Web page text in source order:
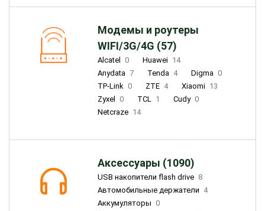
Модемы и роутеры
WIFI/3G/4G (57)
Alcatel 0 Huawei 14
Anydata 7 Tenda 4 Digma 0
TP-Link 0 ZTE 4 Xiaomi 13
Zyxel
0 TCL 1 Cudy 0
Netcraze 14
Аксессуары (1090)
USB накопители flash drive 8
Автомобильные держатели 4
Аккумуляторы 0